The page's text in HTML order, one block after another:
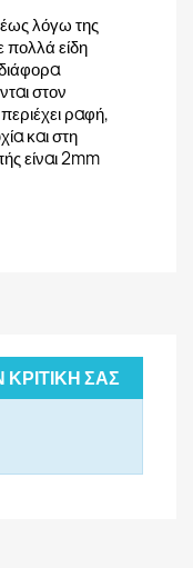
λόγω της
πολλά είδη
στον
ραφή,
και στη
είναι 2mm
ΣΑΣ